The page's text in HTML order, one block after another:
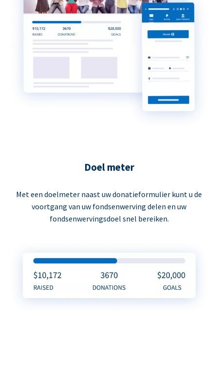
Doel meter
Met een doelmeter naast uw donatieformulier kunt u de
voortgang van uw fondsenwerving delen en uw
fondsenwervingsdoel snel bereiken.